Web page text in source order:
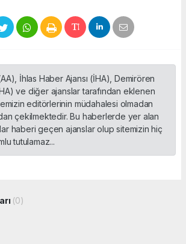
İhlas Haber Ajansı (İHA), Demirören
ve diğer ajanslar tarafından eklenen
editörlerinin müdahalesi olmadan
çekilmektedir. Bu haberlerde yer alan
haberi geçen ajanslar olup sitemizin hiç
tutulamaz...
(0)